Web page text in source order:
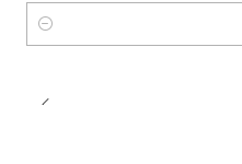
Quantidade